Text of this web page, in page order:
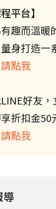
平台】
趣而溫暖
身打造一
點我
好友
折扣金50
點我
導